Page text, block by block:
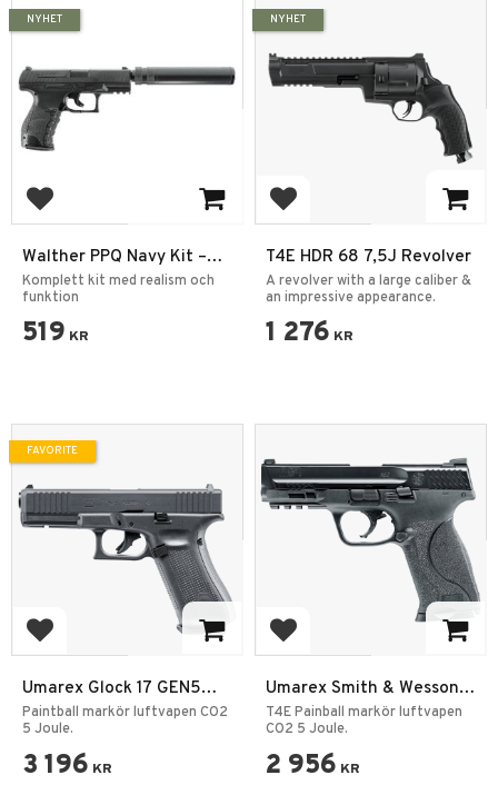
Add to favorites
Walther PPQ Navy Kit –
Fjäderdriven Airsoft
Komplett kit med realism och
funktion
519 KR
NYHET
Add to favorites
T4E HDR 68 7,5J Revolver
A revolver with a large caliber &
an impressive appearance.
1 276 KR
NYHET
Add to favorites
Umarex Glock 17 GEN5
T4E .43
Paintball markör luftvapen CO2
5 Joule.
3 196 KR
FAVORITE
Add to favorites
Umarex Smith & Wesson
M&P9 2.0 T4E .43
T4E Painball markör luftvapen
CO2 5 Joule.
2 956 KR